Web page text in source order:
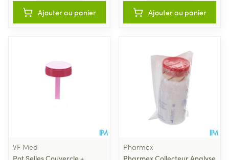
Ajouter au panier Ajouter au panier
VF Med
Pot Selles Couvercle +
Pharmex
Pharmex Collecteur Analyse